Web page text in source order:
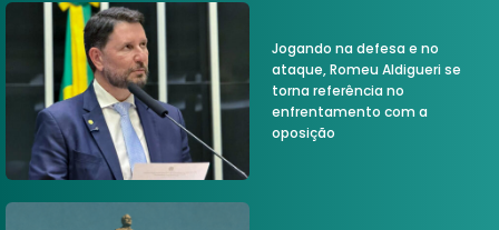
Jogando na defesa e no
ataque, Romeu Aldigueri se
torna referência no
enfrentamento com a
oposição